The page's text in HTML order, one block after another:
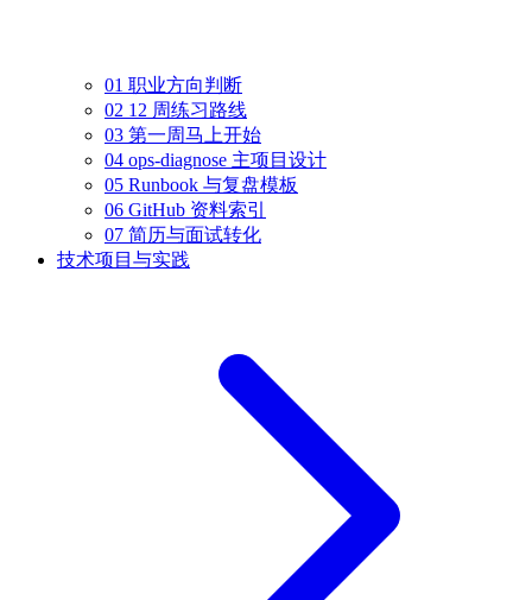
01 职业方向判断
02 12 周练习路线
03 第一周马上开始
04 ops-diagnose 主项目设计
05 Runbook 与复盘模板
06 GitHub 资料索引
07 简历与面试转化
技术项目与实践